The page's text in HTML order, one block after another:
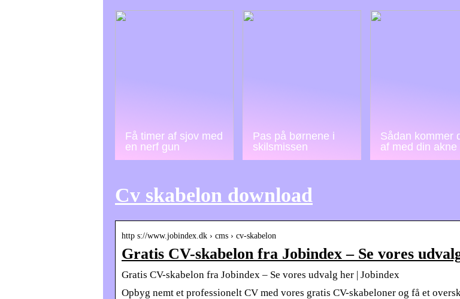
Få timer af sjov med
en nerf gun
Pas på børnene i
skilsmissen
Sådan kommer
af med din akne
Cv skabelon download
http s://www.jobindex.dk › cms › cv-skabelon
Gratis CV-skabelon fra Jobindex – Se vores
Gratis CV-skabelon fra Jobindex – Se vores udvalg her | Jobindex
Opbyg nemt et professionelt CV med vores gratis CV-skabeloner og få et